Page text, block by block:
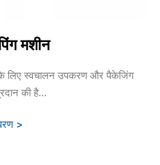
मशीन
लिए स्वचालन उपकरण और पैकेजिंग
की है...
>